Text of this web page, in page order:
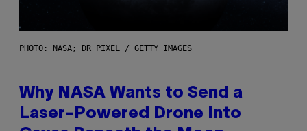
PHOTO: NASA; DR PIXEL / GETTY IMAGES
Why NASA Wants to Send a
Laser-Powered Drone Into